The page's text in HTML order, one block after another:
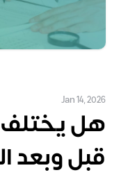
Jan 14, 2026
هل يختلف
قبل وبعد